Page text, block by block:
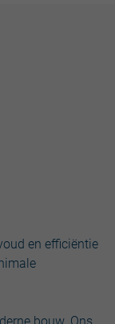
en efficiëntie